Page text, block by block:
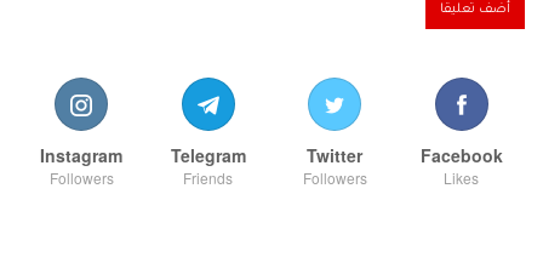
Facebook
Likes
Twitter
Followers
Telegram
Friends
Instagram
Followers